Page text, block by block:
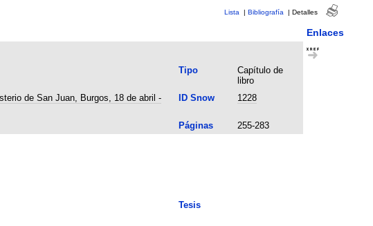
Lista | Bibliografía | Detalles
Enlaces
Tipo
Capítulo de
libro
de San Juan, Burgos, 18 de abril -
ID Snow 1228
Páginas
255-283
Tesis